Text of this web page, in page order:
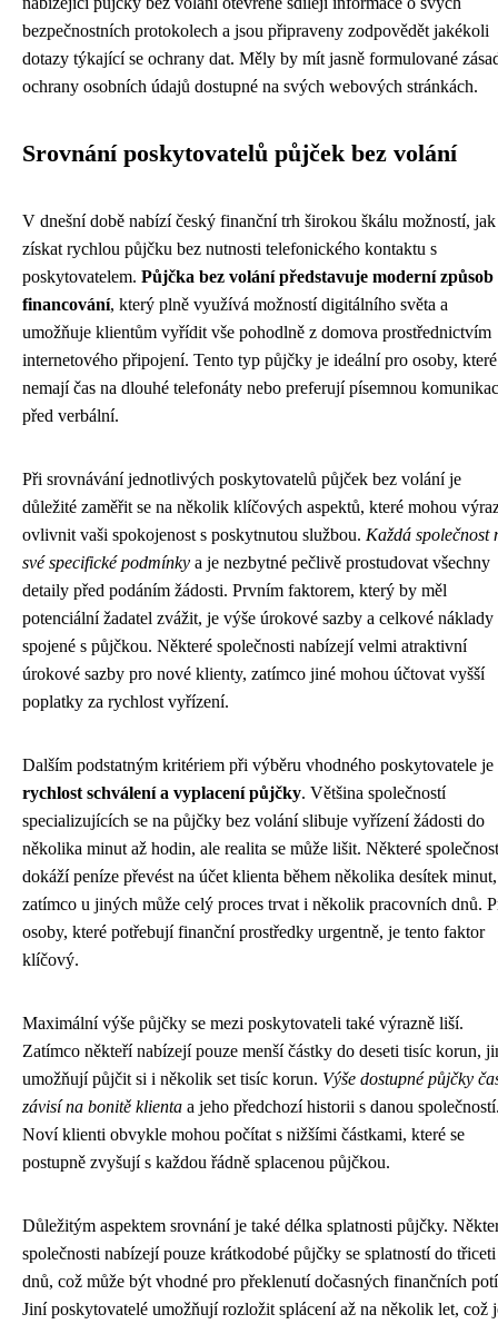
bezpečnostních protokolech a jsou připraveny zodpovědět jakékoli
dotazy týkající se ochrany dat. Měly by mít jasně formulované
ochrany osobních údajů dostupné na svých webových stránkách.
Srovnání poskytovatelů půjček bez volání
V dnešní době nabízí český finanční trh širokou škálu možností, jak
získat rychlou půjčku bez nutnosti telefonického kontaktu s
poskytovatelem. Půjčka bez volání představuje moderní způsob
financování, který plně využívá možností digitálního světa a
umožňuje klientům vyřídit vše pohodlně z domova prostřednictvím
internetového připojení. Tento typ půjčky je ideální pro osoby, které
nemají čas na dlouhé telefonáty nebo preferují písemnou
před verbální.
Při srovnávání jednotlivých poskytovatelů půjček bez volání je
důležité zaměřit se na několik klíčových aspektů, které mohou
ovlivnit vaši spokojenost s poskytnutou službou. Každá společnost
své specifické podmínky a je nezbytné pečlivě prostudovat všechny
detaily před podáním žádosti. Prvním faktorem, který by měl
potenciální žadatel zvážit, je výše úrokové sazby a celkové náklady
spojené s půjčkou. Některé společnosti nabízejí velmi atraktivní
úrokové sazby pro nové klienty, zatímco jiné mohou účtovat vyšší
poplatky za rychlost vyřízení.
Dalším podstatným kritériem při výběru vhodného poskytovatele je
rychlost schválení a vyplacení půjčky. Většina společností
specializujících se na půjčky bez volání slibuje vyřízení žádosti do
několika minut až hodin, ale realita se může lišit. Některé
dokáží peníze převést na účet klienta během několika desítek minut,
zatímco u jiných může celý proces trvat i několik pracovních dnů.
osoby, které potřebují finanční prostředky urgentně, je tento faktor
klíčový.
Maximální výše půjčky se mezi poskytovateli také výrazně liší.
Zatímco někteří nabízejí pouze menší částky do deseti tisíc korun,
umožňují půjčit si i několik set tisíc korun. Výše dostupné půjčky
závisí na bonitě klienta a jeho předchozí historii s danou
Noví klienti obvykle mohou počítat s nižšími částkami, které se
postupně zvyšují s každou řádně splacenou půjčkou.
Důležitým aspektem srovnání je také délka splatnosti půjčky.
společnosti nabízejí pouze krátkodobé půjčky se splatností do třiceti
dnů, což může být vhodné pro překlenutí dočasných finančních
Jiní poskytovatelé umožňují rozložit splácení až na několik let, což